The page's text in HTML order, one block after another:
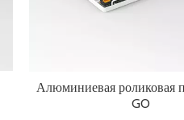
Алюминиевая роликовая
GO